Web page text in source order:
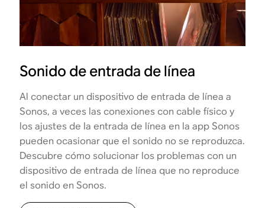
Sonido de entrada de línea
Al conectar un dispositivo de entrada de línea a
Sonos, a veces las conexiones con cable físico y
los ajustes de la entrada de línea en la app Sonos
pueden ocasionar que el sonido no se reproduzca.
Descubre cómo solucionar los problemas con un
dispositivo de entrada de línea que no reproduce
el sonido en Sonos.